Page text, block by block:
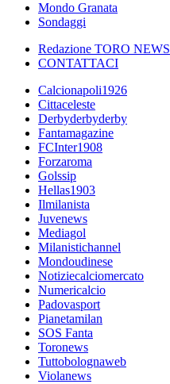
Mondo Granata
Sondaggi
Redazione TORO NEWS
CONTATTACI
Calcionapoli1926
Cittaceleste
Derbyderbyderby
Fantamagazine
FCInter1908
Forzaroma
Golssip
Hellas1903
Ilmilanista
Juvenews
Mediagol
Milanistichannel
Mondoudinese
Notiziecalciomercato
Numericalcio
Padovasport
Pianetamilan
SOS Fanta
Toronews
Tuttobolognaweb
Violanews